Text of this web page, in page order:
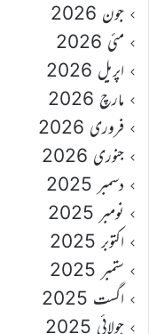
جون 2026
مئی 2026
اپریل 2026
مارچ 2026
فروری 2026
جنوری 2026
دسمبر 2025
نومبر 2025
اکتوبر 2025
ستمبر 2025
اگست 2025
جولائی 2025